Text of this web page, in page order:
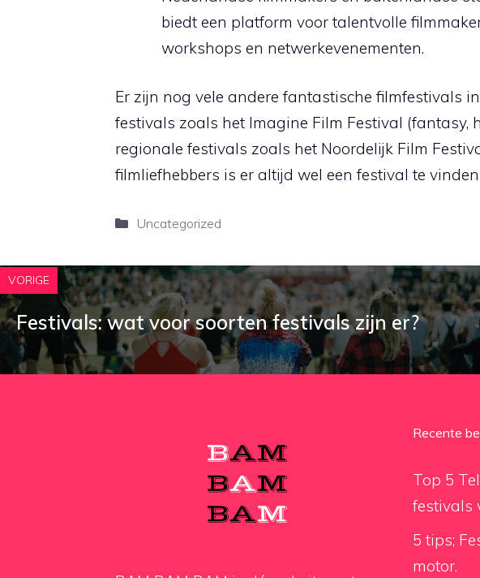
biedt een platform voor talentvolle
workshops en netwerkevenementen.
Er zijn nog vele andere fantastische filmfestivals
festivals zoals het Imagine Film Festival (fantasy,
regionale festivals zoals het Noordelijk Film
filmliefhebbers is er altijd wel een festival te
Categorieën
Uncategorized
VORIGE
Festivals: wat voor soorten festivals zijn er?
Recente
Top 5
festivals
5 tips;
motor.